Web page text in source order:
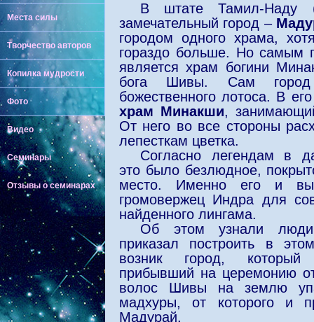
Места силы
Творчество авторов
Копилка мудрости
Фото
Видео
Семинары
Отзывы о семинарах
В штате Тамил-Наду
замечательный город –
городом одного храма,
гораздо больше. Но самым
является храм богини
бога Шивы. Сам
божественного лотоса. В
храм Минакши,
От него во все стороны
лепесткам цветка.
Согласно легендам в
это было безлюдное,
место. Именно его и
громовержец Индра для
найденного лингама.
Об этом узнали
приказал построить в
возник город,
прибывший на церемонию
волос Шивы на землю
мадхуры, от которого и
Мадурай.